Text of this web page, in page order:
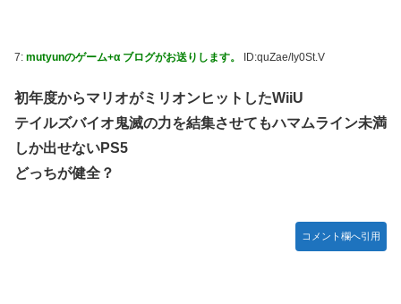
7: mutyunのゲーム+α ブログがお送りします。 ID:quZae/Iy0St.V
初年度からマリオがミリオンヒットしたWiiU
テイルズバイオ鬼滅の力を結集させてもハマムライン未満
しか出せないPS5
どっちが健全？
コメント欄へ引用